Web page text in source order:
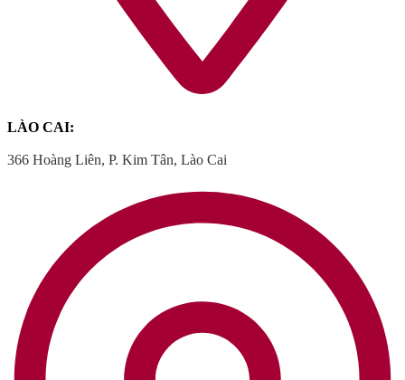
LÀO CAI:
366 Hoàng Liên, P. Kim Tân, Lào Cai